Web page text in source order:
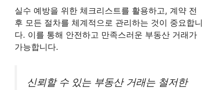
실수 예방을 위한 체크리스트를 활용하고, 계약 전
후 모든 절차를 체계적으로 관리하는 것이 중요합니
다. 이를 통해 안전하고 만족스러운 부동산 거래가
가능합니다.
신뢰할 수 있는 부동산 거래는 철저한